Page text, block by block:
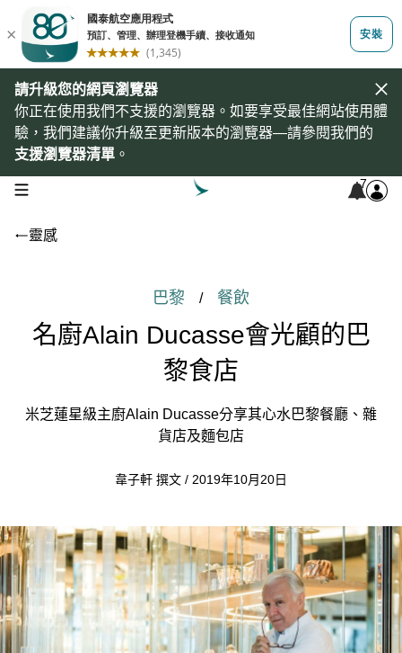
請升級您的網頁瀏覽器
你正在使用我們不支援的瀏覽器。如要享受最佳網站使用體
驗，我們建議你升級至更新版本的瀏覽器—請參閱我們的
支援瀏覽器清單 。
open navigation menu 7
靈感
巴黎 / 餐飲
名廚Alain Ducasse會光顧的巴
黎食店
米芝蓮星級主廚Alain Ducasse分享其心水巴黎餐廳、雜
貨店及麵包店
韋子軒 撰文 / 2019年10月20日